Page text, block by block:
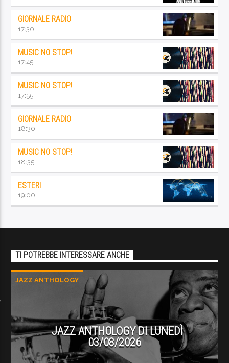
GIORNALE RADIO
17:30
MUSIC NO STOP!
17:45
MUSIC NO STOP!
17:55
GIORNALE RADIO
18:30
MUSIC NO STOP!
18:35
ESTERI
19:00
TI POTREBBE INTERESSARE ANCHE
JAZZ ANTHOLOGY
JAZZ ANTHOLOGY DI LUNEDÌ
03/08/2026